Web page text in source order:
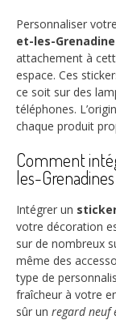
Personnaliser votre
et-les-
attachement à
espace. Ces
ce soit sur des
téléphones.
chaque produit
Comment
les-
Intégrer un
votre décoration
sur de nombreux
même des
type de
fraîcheur à votre
sûr un regard neuf